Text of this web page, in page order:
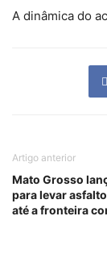
A dinâmica do
Artigo anterior
Mato Grosso
para levar
até a fronteira